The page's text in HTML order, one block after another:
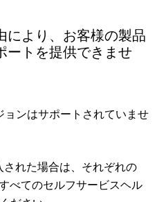
により、お客様の製品
ートを提供できませ
ョンはサポートされていませ
れた場合は、それぞれの
べてのセルフサービスヘル